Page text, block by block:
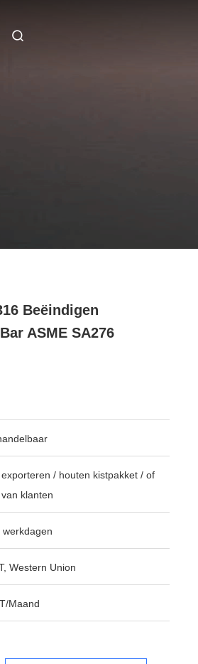
Beëindigen
ASME SA276
exporteren / houten kistpakket / of
klanten
Western Union
Maand